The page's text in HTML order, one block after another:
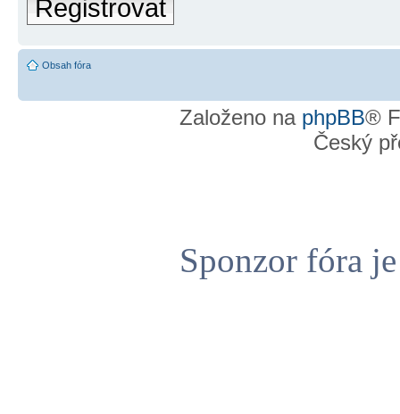
Registrovat
Obsah fóra
Založeno na phpBB®
Český
Sponzor fóra